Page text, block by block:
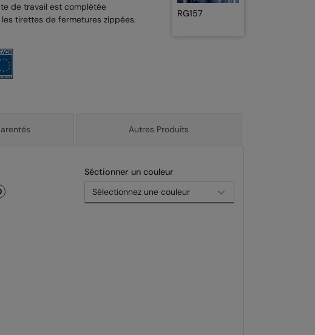
de travail est complétée
tirettes de fermetures zippées.
RG157
Autres Produits
Séctionner un couleur